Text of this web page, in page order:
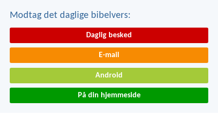
Modtag det daglige bibelvers:
Daglig besked
E-mail
Android
På din hjemmeside